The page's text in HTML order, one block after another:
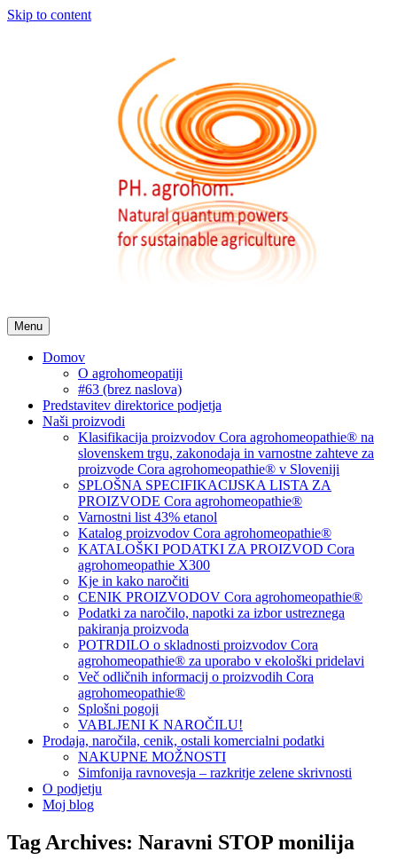
Skip to content
Menu
Domov
O agrohomeopatiji
#63 (brez naslova)
Predstavitev direktorice podjetja
Naši proizvodi
Klasifikacija proizvodov Cora agrohomeopathie® na
slovenskem trgu, zakonodaja in varnostne zahteve za
proizvode Cora agrohomeopathie® v Sloveniji
SPLOŠNA SPECIFIKACIJSKA LISTA ZA
PROIZVODE Cora agrohomeopathie®
Varnostni list 43% etanol
Katalog proizvodov Cora agrohomeopathie®
KATALOŠKI PODATKI ZA PROIZVOD Cora
agrohomeopathie X300
Kje in kako naročiti
CENIK PROIZVODOV Cora agrohomeopathie®
Podatki za naročilo, napotki za izbor ustreznega
pakiranja proizvoda
POTRDILO o skladnosti proizvodov Cora
agrohomeopathie® za uporabo v ekološki pridelavi
Več odličnih informacij o proizvodih Cora
agrohomeopathie®
Splošni pogoji
VABLJENI K NAROČILU!
Prodaja, naročila, cenik, ostali komercialni podatki
NAKUPNE MOŽNOSTI
Simfonija ravnovesja – razkritje zelene skrivnosti
O podjetju
Moj blog
Tag Archives: Naravni STOP monilija